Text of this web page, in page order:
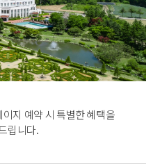
지 예약 시 특별한 혜택을
립니다.